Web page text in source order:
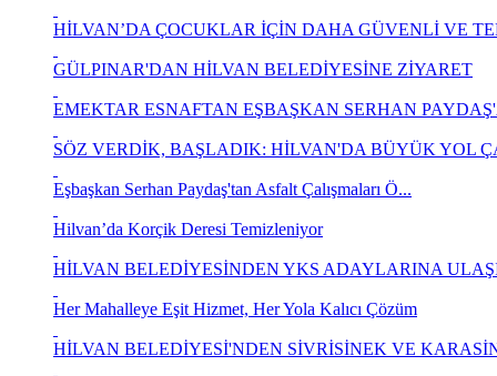
HİLVAN’DA ÇOCUKLAR İÇİN DAHA GÜVENLİ VE
GÜLPINAR'DAN HİLVAN BELEDİYESİNE ZİYARET
EMEKTAR ESNAFTAN EŞBAŞKAN SERHAN
SÖZ VERDİK, BAŞLADIK: HİLVAN'DA BÜYÜK YOL
Eşbaşkan Serhan Paydaş'tan Asfalt Çalışmaları Ö...
Hilvan’da Korçik Deresi Temizleniyor
HİLVAN BELEDİYESİNDEN YKS ADAYLARINA
Her Mahalleye Eşit Hizmet, Her Yola Kalıcı Çözüm
HİLVAN BELEDİYESİ'NDEN SİVRİSİNEK VE